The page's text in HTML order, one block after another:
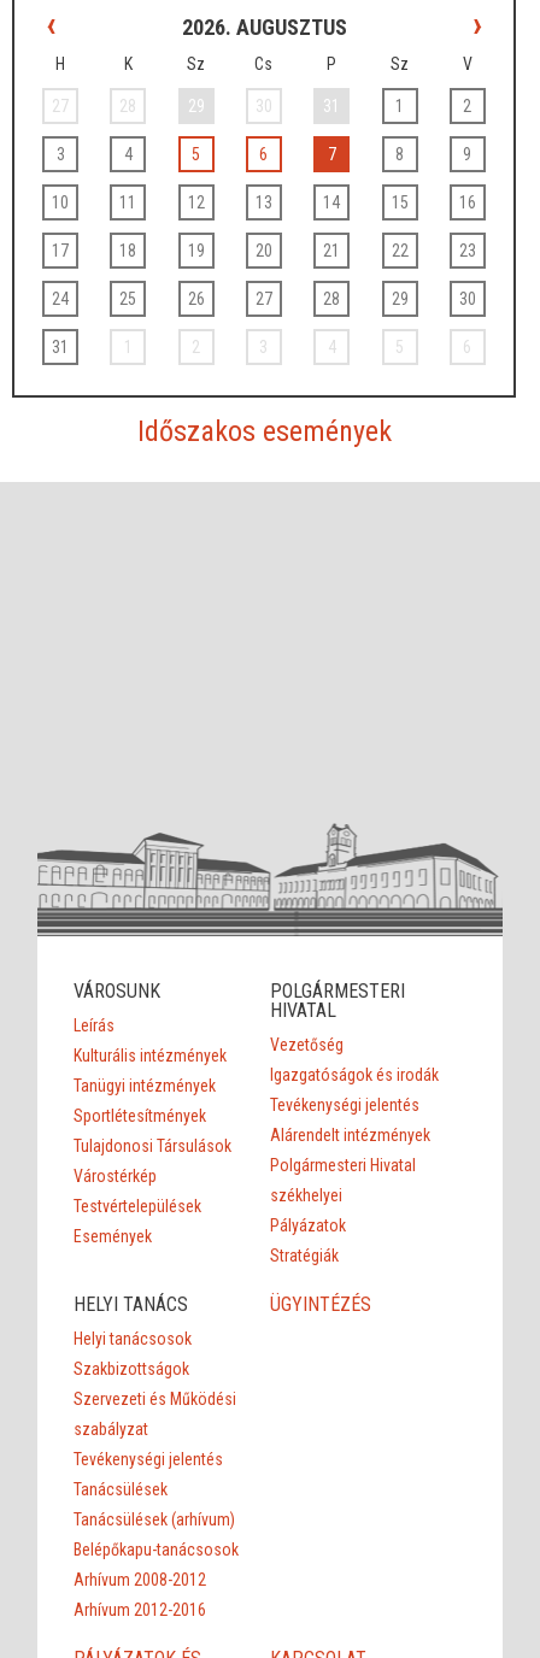
‹ 2026. AUGUSZTUS ›
H K Sz Cs P Sz V
27 28 29 30 31 1 2
3 4 5 6 7 8 9
10 11 12 13 14 15 16
17 18 19 20 21 22 23
24 25 26 27 28 29 30
31 1 2 3 4 5 6
Időszakos események
VÁROSUNK
Leírás
Kulturális intézmények
Tanügyi intézmények
Sportlétesítmények
Tulajdonosi Társulások
Várostérkép
Testvértelepülések
Események
POLGÁRMESTERI
HIVATAL
Vezetőség
Igazgatóságok és irodák
Tevékenységi jelentés
Alárendelt intézmények
Polgármesteri Hivatal
székhelyei
Pályázatok
Stratégiák
HELYI TANÁCS
Helyi tanácsosok
Szakbizottságok
Szervezeti és Működési
szabályzat
Tevékenységi jelentés
Tanácsülések
Tanácsülések (arhívum)
Belépőkapu-tanácsosok
Arhívum 2008-2012
Arhívum 2012-2016
ÜGYINTÉZÉS